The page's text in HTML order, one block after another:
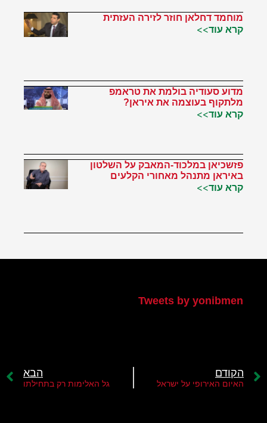
מוחמד דחלאן חוזר לזירה העזתית
קרא עוד>>
מדוע סעודיה בולמת את טראמפ
מלתקוף בעוצמה את איראן?
קרא עוד>>
פזשכיאן במלכוד-המאבק על השלטון
באיראן מתנהל מאחורי הקלעים
קרא עוד>>
Tweets by yonibmen
הקודם
האיום האירופי על ישראל
הבא
גל האלימות רק בתחילתו